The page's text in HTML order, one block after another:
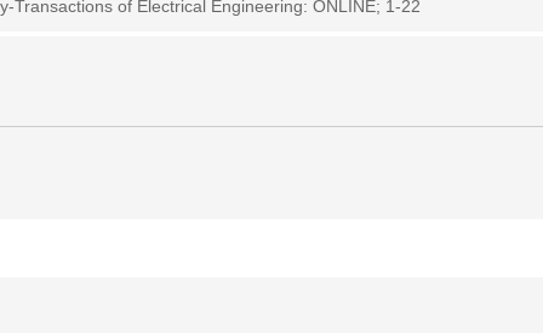
Transactions of Electrical Engineering: ONLINE; 1-22
Hashemi, Fatemeh Parsanezhad (2023)On Eccentric Adjacency